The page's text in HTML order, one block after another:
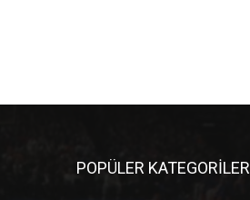
POPÜLER KATEGORİLER